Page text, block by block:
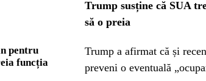
pentru
funcția
Trump susține că SUA
să o preia
Trump a afirmat că și
preveni o eventuală